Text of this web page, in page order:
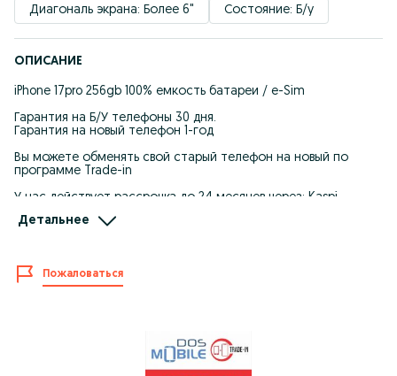
Диагональ экрана: Более 6"
Состояние: Б/у
ОПИСАНИЕ
iPhone 17pro 256gb 100% емкость батареи / e-Sim
Гарантия на Б/У телефоны 30 дня.
Гарантия на новый телефон 1-год
Вы можете обменять свой старый телефон на новый по
программе Trade-in
У нас действует рассрочка до 24 месяцев через: Kaspi
Город.Шымкент Аскарова 5
В наличии есть все Б/У Айфоны
Детальнее
Пожаловаться